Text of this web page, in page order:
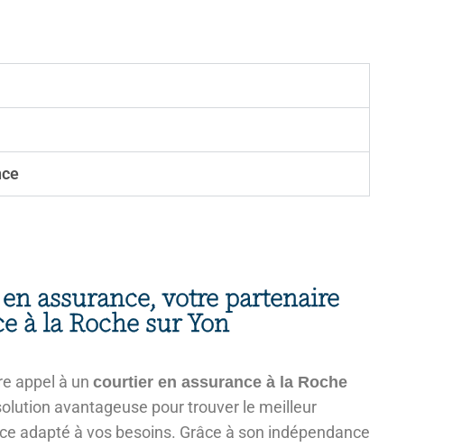
assurance, votre partenaire
à la Roche sur Yon
appel à un courtier en assurance à la Roche
avantageuse pour trouver le meilleur
adapté à vos besoins. Grâce à son indépendance